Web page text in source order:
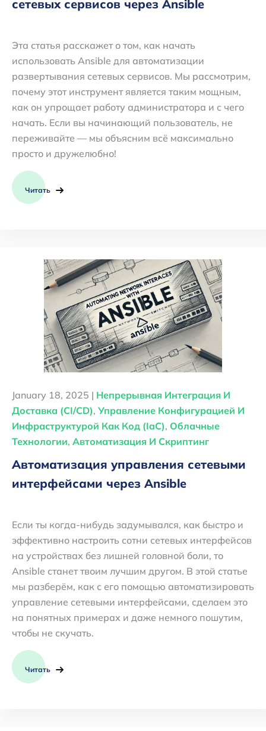
сетевых сервисов через Ansible
Эта статья расскажет о том, как начать
использовать Ansible для автоматизации
развертывания сетевых сервисов. Мы рассмотрим,
почему этот инструмент является таким мощным,
как он упрощает работу администратора и с чего
начать. Если вы начинающий пользователь, не
переживайте — мы объясним всё максимально
просто и дружелюбно!
Читать
January 18, 2025 | Непрерывная Интеграция И
Доставка (CI/CD), Управление Конфигурацией И
Инфраструктурой Как Код (IaC), Облачные
Технологии, Автоматизация И Скриптинг
Автоматизация управления сетевыми
интерфейсами через Ansible
Если ты когда-нибудь задумывался, как быстро и
эффективно настроить сотни сетевых интерфейсов
на устройствах без лишней головной боли, то
Ansible станет твоим лучшим другом. В этой статье
мы разберём, как с его помощью автоматизировать
управление сетевыми интерфейсами, сделаем это
на понятных примерах и даже немного пошутим,
чтобы не скучать.
Читать